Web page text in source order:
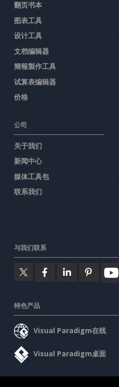
翻页书本
图表工具
设计工具
文档编辑器
簡報製作工具
试算表编辑器
价格
公司
关于我们
新闻中心
媒体工具包
联系我们
与我们联系
特色产品
Visual Paradigm在线
Visual Paradigm桌面